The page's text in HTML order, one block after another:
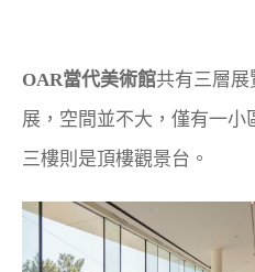
OAR當代美術館共有三層展
展，空間並不大，僅有一小
三樓則是頂樓觀景台。